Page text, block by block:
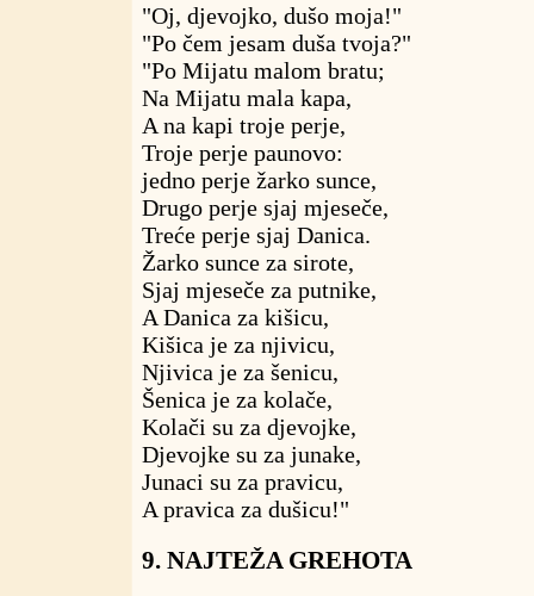
"Oj, djevojko, dušo moja!"
"Po čem jesam duša tvoja?"
"Po Mijatu malom bratu;
Na Mijatu mala kapa,
A na kapi troje perje,
Troje perje paunovo:
jedno perje žarko sunce,
Drugo perje sjaj mjeseče,
Treće perje sjaj Danica.
Žarko sunce za sirote,
Sjaj mjeseče za putnike,
A Danica za kišicu,
Kišica je za njivicu,
Njivica je za šenicu,
Šenica je za kolače,
Kolači su za djevojke,
Djevojke su za junake,
Junaci su za pravicu,
A pravica za dušicu!"
9. NAJTEŽA GREHOTA